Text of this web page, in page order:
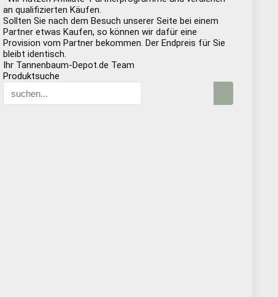
an qualifizierten Käufen.
Sollten Sie nach dem Besuch unserer Seite bei einem
Partner etwas Kaufen, so können wir dafür eine
Provision vom Partner bekommen. Der Endpreis für Sie
bleibt identisch.
Ihr Tannenbaum-Depot.de Team
Produktsuche